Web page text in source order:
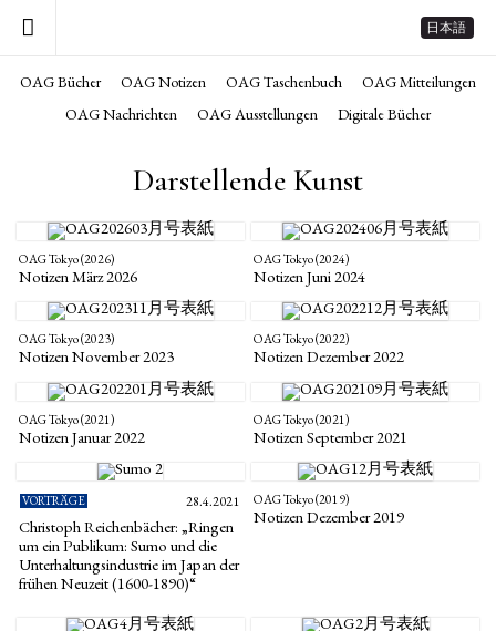
日本語
OAG Bücher OAG Notizen OAG Taschenbuch
OAG Mitteilungen
OAG Nachrichten
OAG Ausstellungen Digitale Bücher
Darstellende Kunst
OAG Tokyo (2026)
Notizen März 2026
OAG Tokyo (2024)
Notizen Juni 2024
OAG Tokyo (2023)
Notizen November 2023
OAG Tokyo (2022)
Notizen Dezember 2022
OAG Tokyo (2021)
Notizen Januar 2022
OAG Tokyo (2021)
Notizen September 2021
VORTRÄGE 28.4.2021
Christoph Reichenbächer: „Ringen
um ein Publikum: Sumo und die
Unterhaltungsindustrie im Japan der
frühen Neuzeit (1600-1890)“
OAG Tokyo (2019)
Notizen Dezember 2019